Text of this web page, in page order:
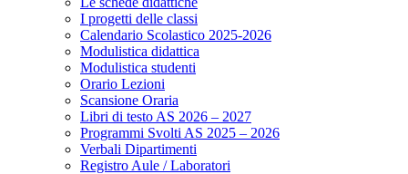
I progetti delle classi
Calendario Scolastico 2025-2026
Modulistica didattica
Modulistica studenti
Orario Lezioni
Scansione Oraria
Libri di testo AS 2026 – 2027
Programmi Svolti AS 2025 – 2026
Verbali Dipartimenti
Registro Aule / Laboratori